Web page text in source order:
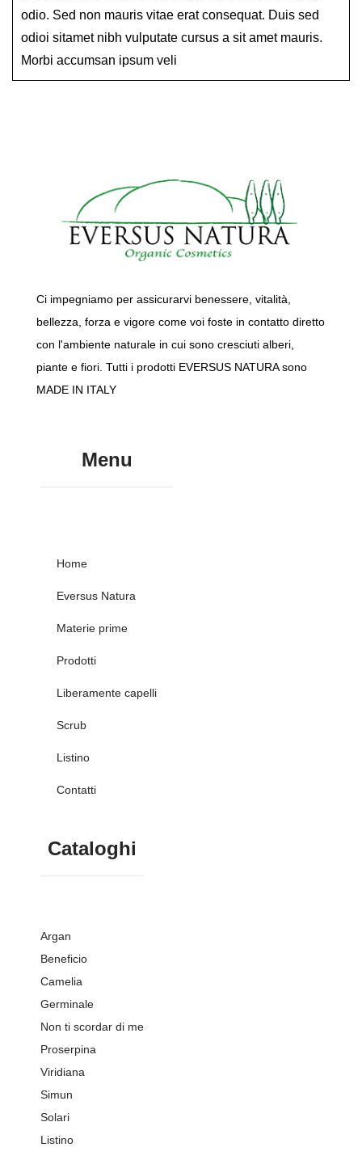
odio. Sed non mauris vitae erat consequat. Duis sed
odioi sitamet nibh vulputate cursus a sit amet mauris.
Morbi accumsan ipsum veli
Ci impegniamo per assicurarvi benessere, vitalità,
bellezza, forza e vigore come voi foste in contatto diretto
con l'ambiente naturale in cui sono cresciuti alberi,
piante e fiori. Tutti i prodotti EVERSUS NATURA sono
MADE IN ITALY
Menu
Home
Eversus Natura
Materie prime
Prodotti
Liberamente capelli
Scrub
Listino
Contatti
Cataloghi
Argan
Beneficio
Camelia
Germinale
Non ti scordar di me
Proserpina
Viridiana
Simun
Solari
Listino